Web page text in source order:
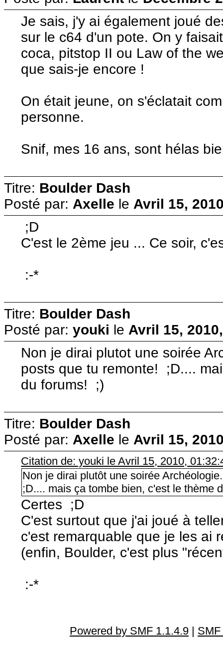
Je sais, j'y ai également joué
sur le c64 d'un pote. On y
coca, pitstop II ou Law of the
que sais-je encore !
On était jeune, on s'éclatait
personne.
Snif, mes 16 ans, sont hélas
Titre: Boulder Dash
Posté par: Axelle le Avril 15,
;D
C'est le 2ème jeu ... Ce soir,
:-*
Titre: Boulder Dash
Posté par: youki le Avril 15,
Non je dirai plutot une soirée
posts que tu remonte! ;D....
du forums! ;)
Titre: Boulder Dash
Posté par: Axelle le Avril 15,
Citation de: youki le Avril 15, 2010,
Non je dirai plutôt une soirée
;D.... mais ça tombe bien, c'est le thème
Certes ;D
C'est surtout que j'ai joué à
c'est remarquable que je les ai
(enfin, Boulder, c'est plus
:-*
Powered by SMF 1.1.4.9 |